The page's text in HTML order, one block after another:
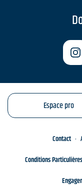
Espace pro
Contact
Conditions